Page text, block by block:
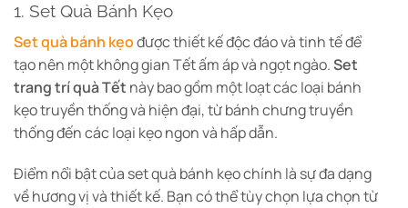
1. Set Quà Bánh Kẹo
Set quà bánh kẹođược thiết kế độc đáo và tinh tế để
tạo nên một không gian Tết ấm áp và ngọt ngào.Set
trang trí quà Tết này bao gồm một loạt các loại bánh
kẹo truyền thống và hiện đại, từ bánh chưng truyền
thống đến các loại kẹo ngon và hấp dẫn.
Điểm nổi bật của set quà bánh kẹo chính là sự đa dạng
về hương vị và thiết kế. Bạn có thể tùy chọn lựa chọn từ